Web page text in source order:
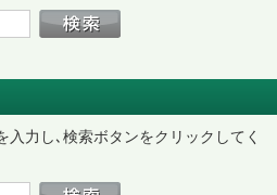
力し､検索ボタンをクリックしてく